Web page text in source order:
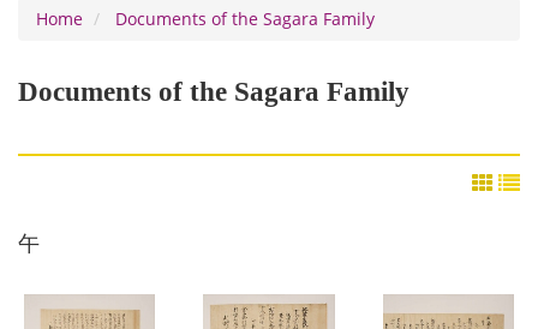
Home
Documents of the Sagara Family
Documents of the Sagara Family
午